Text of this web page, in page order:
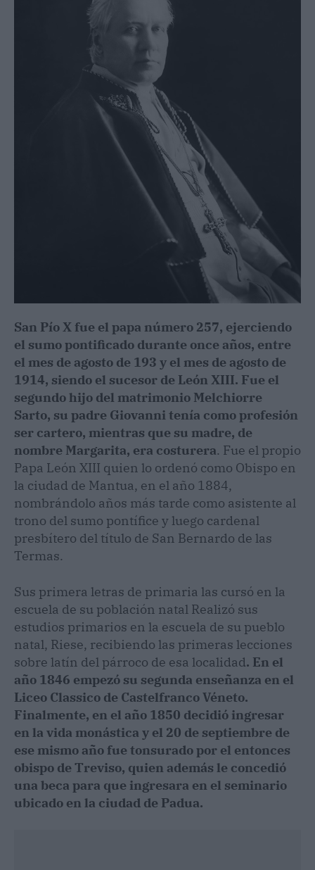
San Pío X fue el papa número 257, ejerciendo
el sumo pontificado durante once años, entre
el mes de agosto de 193 y el mes de agosto de
1914, siendo el sucesor de León XIII. Fue el
segundo hijo del matrimonio Melchiorre
Sarto, su padre Giovanni tenía como profesión
ser cartero, mientras que su madre, de
nombre Margarita, era costurera. Fue el propio
Papa León XIII quien lo ordenó como Obispo en
la ciudad de Mantua, en el año 1884,
nombrándolo años más tarde como asistente al
trono del sumo pontífice y luego cardenal
presbítero del título de San Bernardo de las
Termas.
Sus primera letras de primaria las cursó en la
escuela de su población natal Realizó sus
estudios primarios en la escuela de su pueblo
natal, Riese, recibiendo las primeras lecciones
sobre latín del párroco de esa localidad. En el
año 1846 empezó su segunda enseñanza en el
Liceo Classico de Castelfranco Véneto.
Finalmente, en el año 1850 decidió ingresar
en la vida monástica y el 20 de septiembre de
ese mismo año fue tonsurado por el entonces
obispo de Treviso, quien además le concedió
una beca para que ingresara en el seminario
ubicado en la ciudad de Padua.